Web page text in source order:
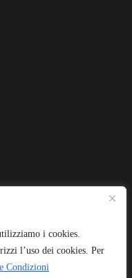
i cookies.
l’uso dei cookies. Per
Condizioni